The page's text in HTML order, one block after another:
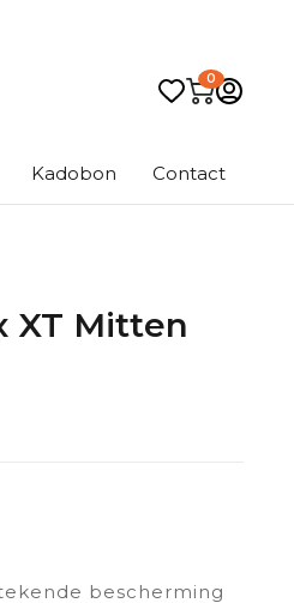
0
Kadobon Contact
XT Mitten
bescherming